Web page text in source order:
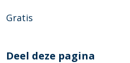
Gratis
Deel deze pagina